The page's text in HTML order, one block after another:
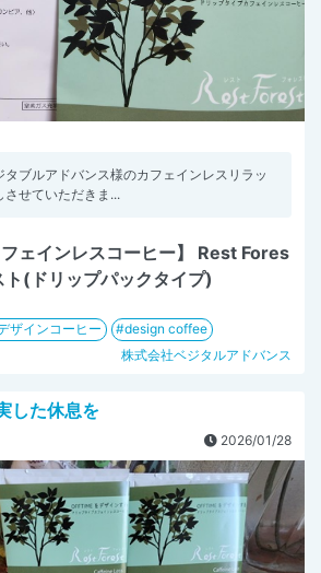
タブルアドバンス様のカフェインレスリラッ
せていただきま...
フェインレスコーヒー】 Rest Fores
(ドリップパックタイプ)
ザインコーヒー
design coffee
株式会社ベジタルアドバンス
した休息を
2026/01/28